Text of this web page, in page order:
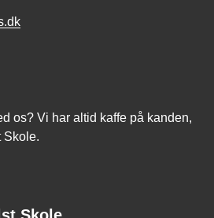
os? Vi har altid kaffe på kanden,
Skole.